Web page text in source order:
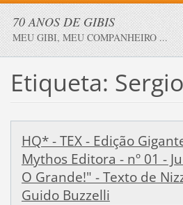
70 ANOS DE GIBIS
MEU GIBI, MEU COMPANHEIRO ...
Etiqueta:
HQ* - TEX - Edição
Mythos Editora - nº 01 -
O Grande!" - Texto de
Guido Buzzelli